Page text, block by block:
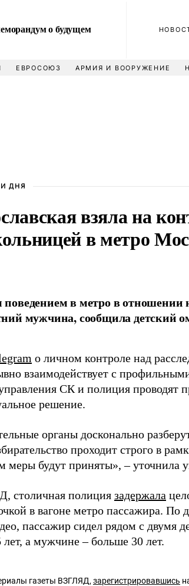
о будущем
ЕВРОСОЮЗ АРМИЯ И ВООРУЖЕНИЕ
ДНЯ
взяла на
в метро
в метро в отношении
мужчина, сообщила детский
о личном контроле над
взаимодействует с
СК и полиция проводят
решение.
органы досконально
проходит строго в
меры будут приняты», – уточнила
столичная полиция задержала
в вагоне метро пассажира. По
пассажир сидел рядом с двумя
а мужчине – больше 30 лет.
газеты ВЗГЛЯД, зарегистрировавшись